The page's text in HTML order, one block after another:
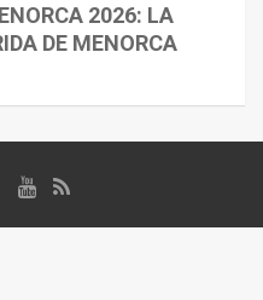
2026: LA
DE MENORCA